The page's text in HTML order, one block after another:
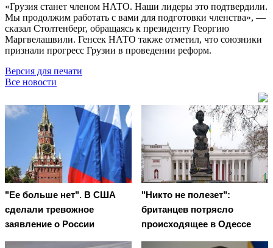
«Грузия станет членом НАТО. Наши лидеры это подтвердили.
Мы продолжим работать с вами для подготовки членства», —
сказал Столтенберг, обращаясь к президенту Георгию
Маргвелашвили. Генсек НАТО также отметил, что союзники
признали прогресс Грузии в проведении реформ.
Версия для печати
Все новости
"Ее больше нет". В США
сделали тревожное
заявление о России
"Никто не полезет":
британцев потрясло
происходящее в Одессе